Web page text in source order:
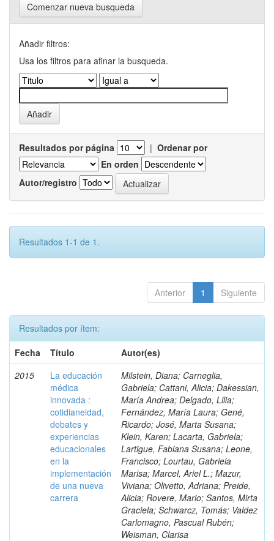
Comenzar nueva busqueda
Añadir filtros:
Usa los filtros para afinar la busqueda.
Resultados por página | Ordenar por
En orden
Autor/registro
Resultados 1-1 de 1.
Anterior 1 Siguiente
Resultados por ítem:
Fecha
Título
Autor(es)
2015
La educación
médica
innovada :
cotidianeidad,
debates y
experiencias
educacionales
en la
implementación
de una nueva
carrera
Milstein, Diana; Carneglia,
Gabriela; Cattani, Alicia; Dakessian,
María Andrea; Delgado, Lilia;
Fernández, María Laura; Gené,
Ricardo; José, Marta Susana;
Klein, Karen; Lacarta, Gabriela;
Lartigue, Fabiana Susana; Leone,
Francisco; Lourtau, Gabriela
Marisa; Marcel, Ariel L.; Mazur,
Viviana; Olivetto, Adriana; Preide,
Alicia; Rovere, Mario; Santos, Mirta
Graciela; Schwarcz, Tomás; Valdez
Carlomagno, Pascual Rubén;
Weisman, Clarisa